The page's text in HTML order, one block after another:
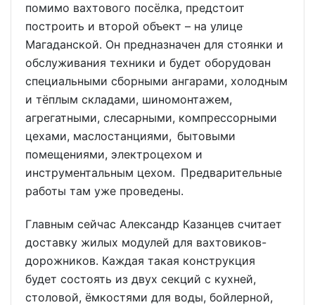
помимо вахтового посёлка, предстоит
построить и второй объект – на улице
Магаданской. Он предназначен для стоянки и
обслуживания техники и будет оборудован
специальными сборными ангарами, холодным
и тёплым складами, шиномонтажем,
агрегатными, слесарными, компрессорными
цехами, маслостанциями, бытовыми
помещениями, электроцехом и
инструментальным цехом. Предварительные
работы там уже проведены.
Главным сейчас Александр Казанцев считает
доставку жилых модулей для вахтовиков-
дорожников. Каждая такая конструкция
будет состоять из двух секций с кухней,
столовой, ёмкостями для воды, бойлерной,